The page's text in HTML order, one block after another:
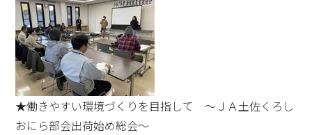
★働きやすい環境づくりを目指して ～ＪＡ土佐くろし
おにら部会出荷始め総会～